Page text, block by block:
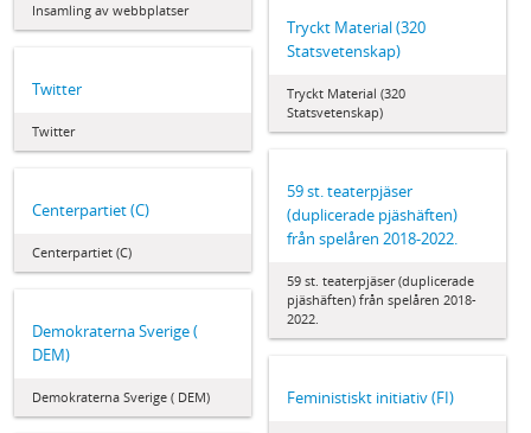
Insamling av webbplatser
Tryckt Material (320
Statsvetenskap)
Tryckt Material (320
Statsvetenskap)
Twitter
Twitter
59 st. teaterpjäser
(duplicerade pjäshäften)
från spelåren 2018-2022.
59 st. teaterpjäser (duplicerade
pjäshäften) från spelåren 2018-
2022.
Centerpartiet (C)
Centerpartiet (C)
Demokraterna Sverige (
DEM)
Demokraterna Sverige ( DEM) Feministiskt initiativ (FI)